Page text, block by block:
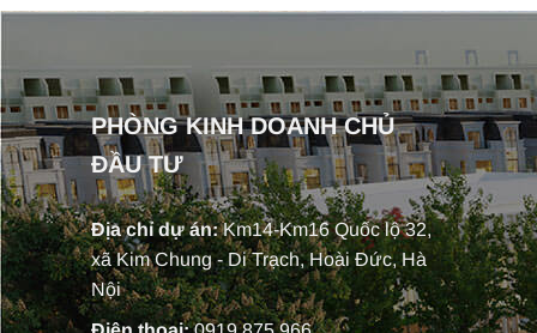
PHÒNG KINH DOANH CHỦ
ĐẦU TƯ
Địa chỉ dự án:Km14-Km16 Quốc lộ 32,
xã Kim Chung - Di Trạch, Hoài Đức, Hà
Nội